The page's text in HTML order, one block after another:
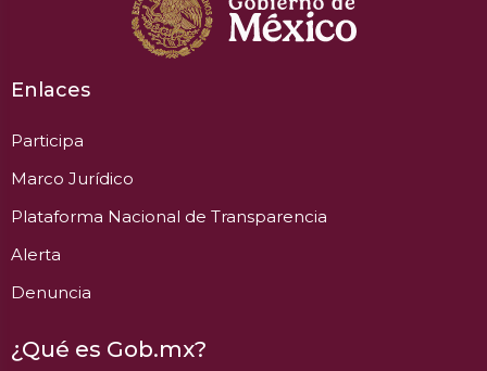
Enlaces
Participa
Marco Jurídico
Plataforma Nacional de Transparencia
Alerta
Denuncia
¿Qué es Gob.mx?